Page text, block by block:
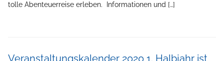
tolle Abenteuerreise erleben. Informationen und […]
Veranstaltungskalender 2020 1. Halbjahr ist